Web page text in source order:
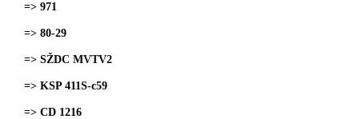
=> 971
=> 80-29
=> SŽDC MVTV2
=> KSP 411S-c59
=> CD 1216